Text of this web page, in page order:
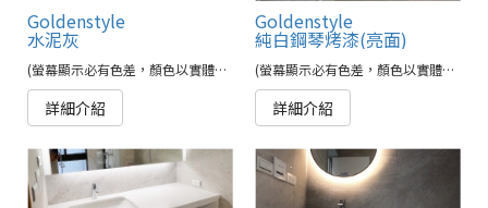
Goldenstyle
水泥灰
(螢幕顯示必有色差，顏色以實體為準)
詳細介紹
Goldenstyle
純白鋼琴烤漆(亮面)
(螢幕顯示必有色差，顏色以實體為準)
詳細介紹